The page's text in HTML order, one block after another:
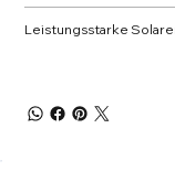
Leistungsstarke